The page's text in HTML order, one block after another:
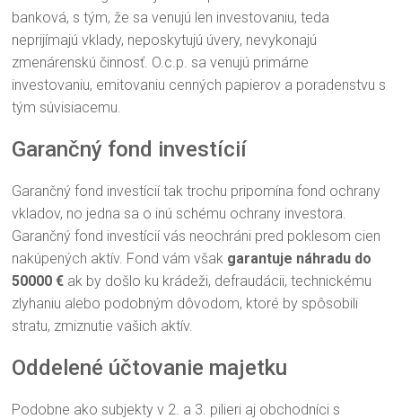
banková, s tým, že sa venujú len investovaniu, teda
neprijímajú vklady, neposkytujú úvery, nevykonajú
zmenárenskú činnosť. O.c.p. sa venujú primárne
investovaniu, emitovaniu cenných papierov a poradenstvu s
tým súvisiacemu.
Garančný fond investícií
Garančný fond investícií tak trochu pripomína fond ochrany
vkladov, no jedna sa o inú schému ochrany investora.
Garančný fond investícií vás neochráni pred poklesom cien
nakúpených aktív. Fond vám však garantuje náhradu do
50000 € ak by došlo ku krádeži, defraudácii, technickému
zlyhaniu alebo podobným dôvodom, ktoré by spôsobili
stratu, zmiznutie vašich aktív.
Oddelené účtovanie majetku
Podobne ako subjekty v 2. a 3. pilieri aj obchodníci s